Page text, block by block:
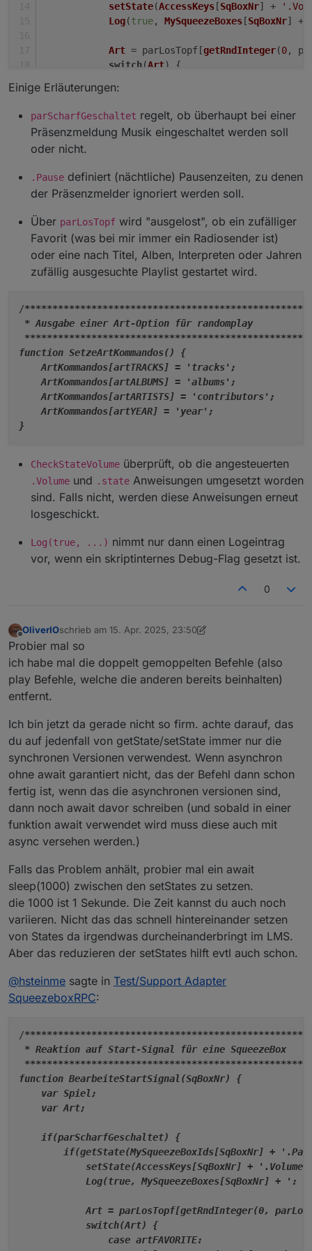
setState(AccessKeys [SqBoxNr] +
Log(true, MySqueezeBoxes [SqBoxNr] +
Art = parLosTopf[getRndInteger(0,
switch(Art) {
setState( AccessKeys SqBoxNr
Log ( MySqueezeBoxes
break;
case
artARTISTS :
case
artYEAR :
setState( AccessKeys[SqBoxNr
Log( true, MySqueezeBoxes
break ;
            }
setTimeout
            }
        }
    }
}
Einige Erläuterungen:
parScharfGeschaltet regelt, ob überhaupt bei einer
Präsenzmeldung Musik eingeschaltet werden soll
oder nicht.
.Pause definiert (nächtliche) Pausenzeiten, zu denen
der Präsenzmelder ignoriert werden soll.
Über parLosTopf wird "ausgelost", ob ein zufälliger
Favorit (was bei mir immer ein Radiosender ist)
oder eine nach Titel, Alben, Interpreten oder Jahren
zufällig ausgesuchte Playlist gestartet wird.
/************************************************
* Ausgabe einer Art-Option für randomplay
************************************************
function SetzeArtKommandos() {
    ArtKommandos[artTRACKS] = 'tracks';
    ArtKommandos[artALBUMS] = 'albums';
    ArtKommandos[artARTISTS] = 'contributors';
    ArtKommandos[artYEAR] = 'year';
CheckStateVolume überprüft, ob die angesteuerten
.Volume und .state Anweisungen umgesetzt worden
sind. Falls nicht, werden diese Anweisungen erneut
losgeschickt.
Log(true, ...) nimmt nur dann einen Logeintrag
vor, wenn ein skriptinternes Debug-Flag gesetzt ist.
0
Offline
OliverIOschrieb am 15. Apr. 2025, 23:50
zuletzt editiert von OliverIO
Probier mal so
ich habe mal die doppelt gemoppelten Befehle (also
play Befehle, welche die anderen bereits beinhalten)
entfernt.
Ich bin jetzt da gerade nicht so firm. achte darauf, das
du auf jedenfall von getState/setState immer nur die
synchronen Versionen verwendest. Wenn asynchron
ohne await garantiert nicht, das der Befehl dann schon
fertig ist, wenn das die asynchronen versionen sind,
dann noch await davor schreiben (und sobald in einer
funktion await verwendet wird muss diese auch mit
async versehen werden.)
Falls das Problem anhält, probier mal ein await
sleep(1000) zwischen den setStates zu setzen.
die 1000 ist 1 Sekunde. Die Zeit kannst du auch noch
variieren. Nicht das das schnell hintereinander setzen
von States da irgendwas durcheinanderbringt im LMS.
Aber das reduzieren der setStates hilft evtl auch schon.
@hsteinme sagte in Test/Support Adapter
SqueezeboxRPC:
/************************************************
* Reaktion auf Start-Signal für eine SqueezeBox
************************************************
function BearbeiteStartSignal(SqBoxNr) {
    var Spiel;
    var Art;
    if(parScharfGeschaltet) {
if(getState(MySqueezeBoxIds[SqBoxNr] +
setState(AccessKeys[SqBoxNr] +
Log(true, MySqueezeBoxes[SqBoxNr] + ':
Art = parLosTopf[getRndInteger(0,
            switch(Art) {
                case artFAVORITE: